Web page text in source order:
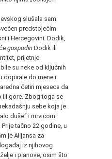
slušala sam
predstojećim
i Hercegovini. Dodik,
gospodin Dodik ili
prijetnje
su neke od ključnih
dopirale do mene i
četiri mjeseca da
ili gore. Zbog toga se
sebe koja je
duše“ i mrvicom
tačno 22 godine, u
je Alijansa za
iz njihovog
i planove, osim što